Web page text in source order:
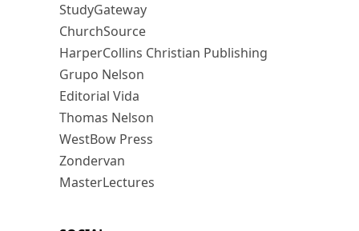
StudyGateway
ChurchSource
HarperCollins Christian Publishing
Grupo Nelson
Editorial Vida
Thomas Nelson
WestBow Press
Zondervan
MasterLectures